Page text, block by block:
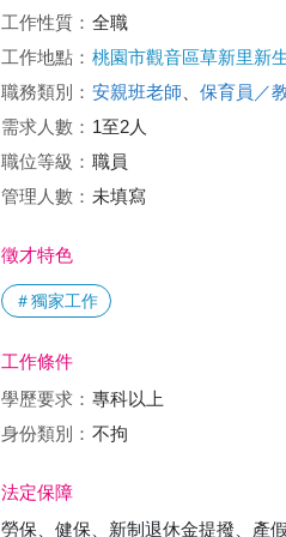
工作性質： 全職
工作地點： 桃園市觀音區草新里新
職務類別： 安親班老師
保育員／
需求人數： 1至2人
職位等級： 職員
管理人數： 未填寫
徵才特色
＃獨家工作
工作條件
學歷要求： 專科以上
身份類別： 不拘
法定保障
勞保、健保、新制退休金提撥、產假